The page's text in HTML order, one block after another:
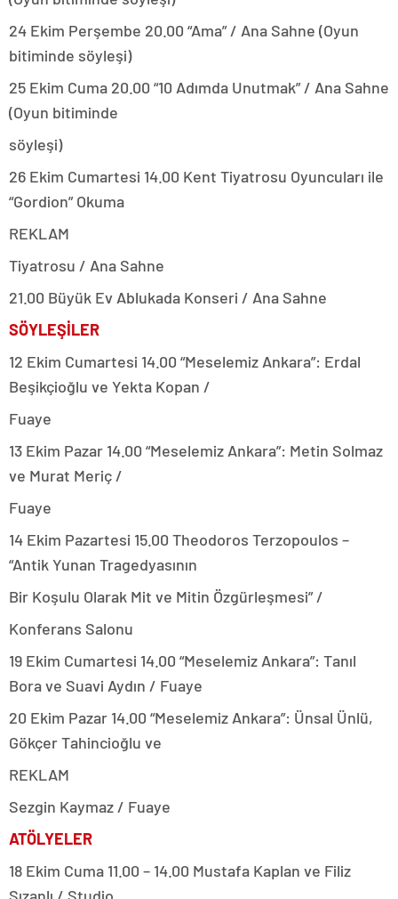
24 Ekim Perşembe 20.00 “Ama” / Ana Sahne (Oyun
bitiminde söyleşi)
25 Ekim Cuma 20.00 “10 Adımda Unutmak” / Ana Sahne
(Oyun bitiminde
söyleşi)
26 Ekim Cumartesi 14.00 Kent Tiyatrosu Oyuncuları ile
“Gordion” Okuma
REKLAM
Tiyatrosu / Ana Sahne
21.00 Büyük Ev Ablukada Konseri / Ana Sahne
SÖYLEŞİLER
12 Ekim Cumartesi 14.00 “Meselemiz Ankara”: Erdal
Beşikçioğlu ve Yekta Kopan /
Fuaye
13 Ekim Pazar 14.00 “Meselemiz Ankara”: Metin Solmaz
ve Murat Meriç /
Fuaye
14 Ekim Pazartesi 15.00 Theodoros Terzopoulos –
“Antik Yunan Tragedyasının
Bir Koşulu Olarak Mit ve Mitin Özgürleşmesi” /
Konferans Salonu
19 Ekim Cumartesi 14.00 “Meselemiz Ankara”: Tanıl
Bora ve Suavi Aydın / Fuaye
20 Ekim Pazar 14.00 “Meselemiz Ankara”: Ünsal Ünlü,
Gökçer Tahincioğlu ve
REKLAM
Sezgin Kaymaz / Fuaye
ATÖLYELER
18 Ekim Cuma 11.00 – 14.00 Mustafa Kaplan ve Filiz
Sızanlı / Studio